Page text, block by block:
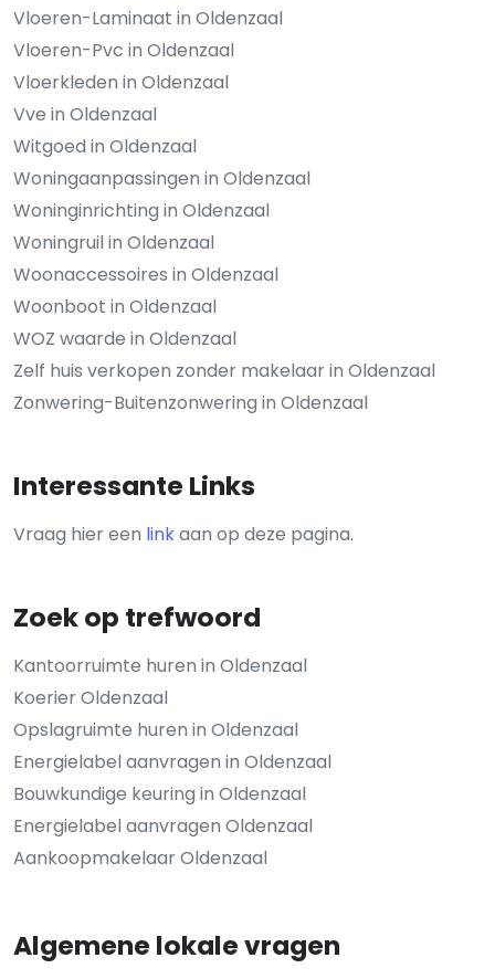
Vloeren-Laminaat in Oldenzaal
Vloeren-Pvc in Oldenzaal
Vloerkleden in Oldenzaal
Vve in Oldenzaal
Witgoed in Oldenzaal
Woningaanpassingen in Oldenzaal
Woninginrichting in Oldenzaal
Woningruil in Oldenzaal
Woonaccessoires in Oldenzaal
Woonboot in Oldenzaal
WOZ waarde in Oldenzaal
Zelf huis verkopen zonder makelaar in Oldenzaal
Zonwering-Buitenzonwering in Oldenzaal
Interessante Links
Vraag hier een linkaan op deze pagina.
Zoek op trefwoord
Kantoorruimte huren in Oldenzaal
Koerier Oldenzaal
Opslagruimte huren in Oldenzaal
Energielabel aanvragen in Oldenzaal
Bouwkundige keuring in Oldenzaal
Energielabel aanvragen Oldenzaal
Aankoopmakelaar Oldenzaal
Algemene lokale vragen